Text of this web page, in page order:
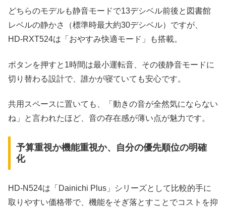
どちらのモデルも静音モードで13デシベル前後と図書館
レベルの静かさ（標準時最大約30デシベル）ですが、
HD‑RXT524は「おやすみ快適モード」も搭載。
ボタンを押すと1時間は最小運転音、その後静音モードに
切り替わる設計で、誰かが寝ていても安心です。
共用スペースに置いても、「動きの音が全然気にならない
ね」と言われたほど、音の存在感が薄い点が魅力です。
予算重視か機能重視か、自分の優先順位の明確
化
HD‑N524は「Dainichi Plus」シリーズとして比較的手に
取りやすい価格帯で、機能をそぎ落とすことでコストを抑